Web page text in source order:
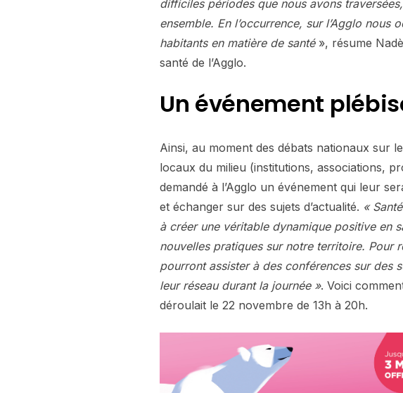
difficiles périodes que nous avons
ensemble. En l’occurrence, sur l’Agglo
habitants en matière de santé », résume
santé de l’Agglo.
Un événement
Ainsi, au moment des débats nationaux sur
locaux du milieu (institutions, associations,
demandé à l’Agglo un événement qui leur
et échanger sur des sujets d’actualité. «
à créer une véritable dynamique positive en
nouvelles pratiques sur notre territoire. Pour
pourront assister à des conférences sur des
leur réseau durant la journée ». Voici
déroulait le 22 novembre de 13h à 20h.